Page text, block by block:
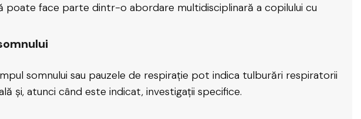
poate face parte dintr-o abordare multidisciplinară a copilului cu
somnului sau pauzele de respirație pot indica tulburări respiratorii
și, atunci când este indicat, investigații specifice.